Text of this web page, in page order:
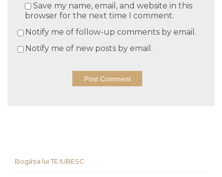
Save my name, email, and website in this
browser for the next time I comment.
Notify me of follow-up comments by email.
Notify me of new posts by email.
Bogăția lui TE IUBESC